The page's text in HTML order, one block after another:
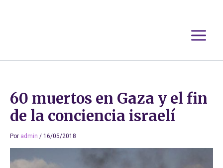
60 muertos en Gaza y el fin
de la conciencia israelí
Por admin / 16/05/2018